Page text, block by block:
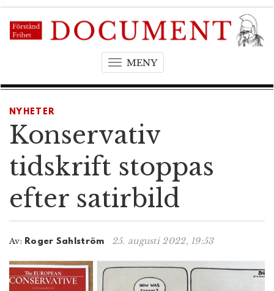
MENYT
g
e
a
v
g
t
o
n
NYHETER
Konservativ
tidskrift stoppas
efter satirbild
Av: Roger Sahlström 25. augusti 2022, 19:53